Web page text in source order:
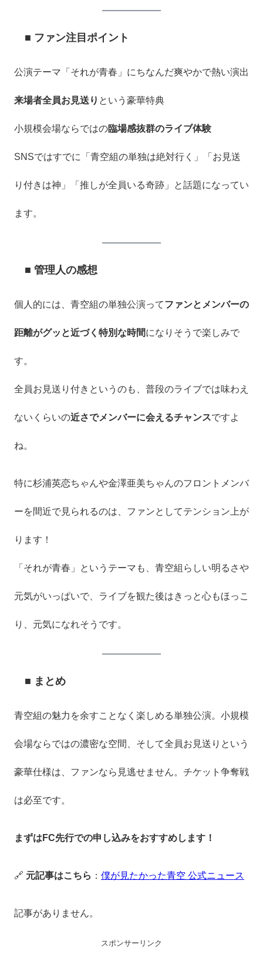
■ ファン注目ポイント
公演テーマ「それが青春」にちなんだ爽やかで熱い演出
来場者全員お見送り という豪華特典
小規模会場ならではの臨場感抜群のライブ体験
SNSではすでに「青空組の単独は絶対行く」「お見送
り付きは神」「推しが全員いる奇跡」と話題になってい
ます。
■ 管理人の感想
個人的には、青空組の単独公演ってファンとメンバーの
距離がグッと近づく特別な時間になりそうで楽しみで
す。
全員お見送り付きというのも、普段のライブでは味わえ
ないくらいの近さでメンバーに会えるチャンスですよ
ね。
特に杉浦英恋ちゃんや金澤亜美ちゃんのフロントメンバ
ーを間近で見られるのは、ファンとしてテンション上が
ります！
「それが青春」というテーマも、青空組らしい明るさや
元気がいっぱいで、ライブを観た後はきっと心もほっこ
り、元気になれそうです。
■ まとめ
青空組の魅力を余すことなく楽しめる単独公演。小規模
会場ならではの濃密な空間、そして全員お見送りという
豪華仕様は、ファンなら見逃せません。チケット争奪戦
は必至です。
まずはFC先行での申し込みをおすすめします！
🔗 元記事はこちら ： 僕が見たかった青空 公式ニュース
記事がありません。
スポンサーリンク